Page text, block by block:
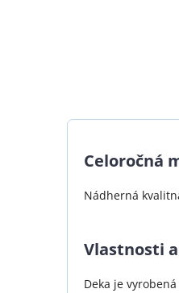
Celoročná
Nádherná
Vlastnosti
Deka je